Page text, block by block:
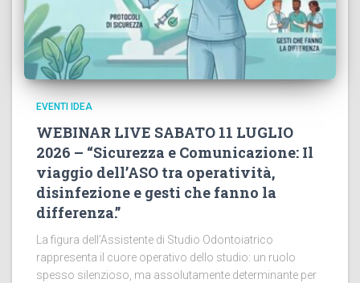
EVENTI IDEA
WEBINAR LIVE SABATO 11 LUGLIO
2026 – “Sicurezza e Comunicazione: Il
viaggio dell’ASO tra operatività,
disinfezione e gesti che fanno la
differenza.”
La figura dell’Assistente di Studio Odontoiatrico
rappresenta il cuore operativo dello studio: un ruolo
spesso silenzioso, ma assolutamente determinante per